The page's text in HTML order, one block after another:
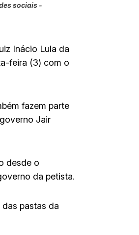
sociais -
Inácio Lula da
feira (3) com o
fazem parte
Jair
desde o
da petista.
pastas da